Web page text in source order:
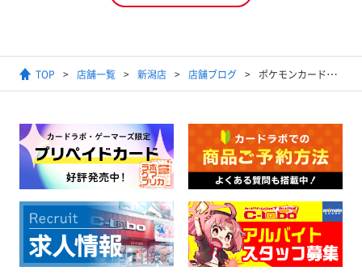
TOP 店舗一覧 新潟店 店舗ブログ ポケモンカードゲーム MEGA 拡張パック アビスアイ再販分抽選販売のお知らせ